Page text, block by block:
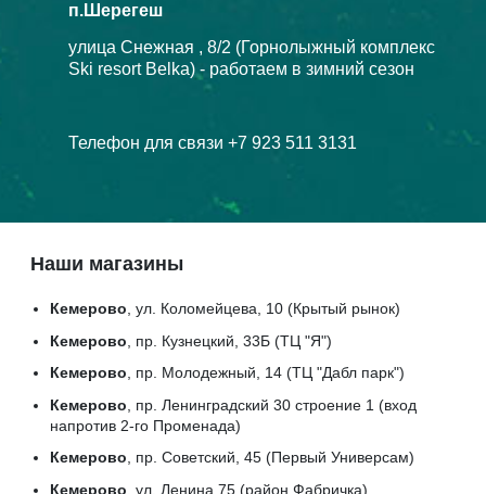
Наши магазины
Кемерово, ул. Коломейцева, 10 (Крытый рынок)
Кемерово , пр. Кузнецкий, 33Б (ТЦ "Я")
Кемерово, пр. Молодежный, 14 (ТЦ "Дабл парк")
Кемерово , пр. Ленинградский 30 строение 1 (вход
напротив 2-го Променада)
Кемерово, пр. Советский, 45 (Первый Универсам)
Кемерово , ул. Ленина 75 (район Фабричка)
п.Шерегеш
улица Снежная , 8/2 (Горнолыжный комплекс
Ski resort Belka) - работаем в зимний сезон
Телефон для связи +7 923 511 3131